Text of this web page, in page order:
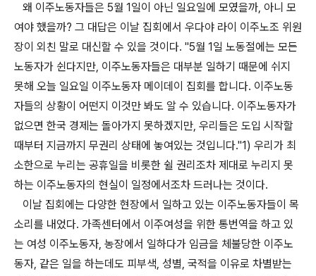
왜 이주노동자들은 5월 1일이 아닌 일요일에 모였을까, 아니 모
여야 했을까? 그 대답은 이날 집회에서 우다야 라이 이주노조 위원
장이 외친 말로 대신할 수 있을 것이다. "5월 1일 노동절에는 모든
노동자가 쉰다지만, 이주노동자들은 대부분 일하기 때문에 쉬지
못해 오늘 일요일 이주노동자 메이데이 집회를 합니다. 이주노동
자들의 상황이 어떤지 이것만 봐도 알 수 있습니다. 이주노동자가
없으면 한국 경제는 돌아가지 못하겠지만, 우리들은 도입 시작할
때부터 지금까지 무권리 상태에 놓여있는 것입니다."1) 우리가 최
소한으로 누리는 공휴일을 비롯한 쉴 권리조차 제대로 누리지 못
하는 이주노동자의 현실이 일정에서조차 드러나는 것이다.
이날 집회에는 다양한 현장에서 일하고 있는 이주노동자들이 목
소리를 내었다. 가족센터에서 이주여성을 위한 통번역을 하고 있
는 여성 이주노동자, 농장에서 일하다가 임금을 체불당한 이주노
동자, 같은 일을 하는데도 피부색, 성별, 국적을 이유로 차별받는